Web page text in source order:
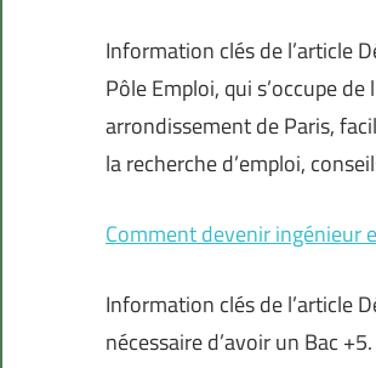
Information clés de l’article
Pôle Emploi, qui s’occupe
arrondissement de Paris,
la recherche d’emploi,
Comment devenir ingénieur
Information clés de l’article
nécessaire d’avoir un Bac